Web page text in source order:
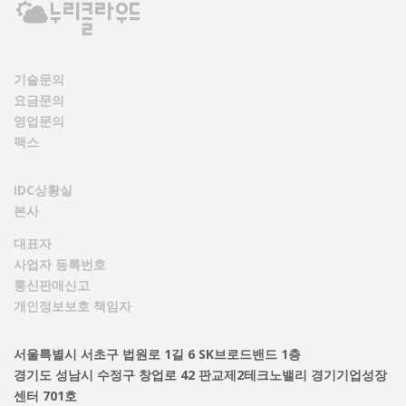
기술문의
요금문의
영업문의
팩스
IDC상황실
본사
대표자
사업자 등록번호
통신판매신고
개인정보보호 책임자
서울특별시 서초구 법원로 1길 6 SK브로드밴드 1층
경기도 성남시 수정구 창업로 42 판교제2테크노밸리 경기기업성장
센터 701호